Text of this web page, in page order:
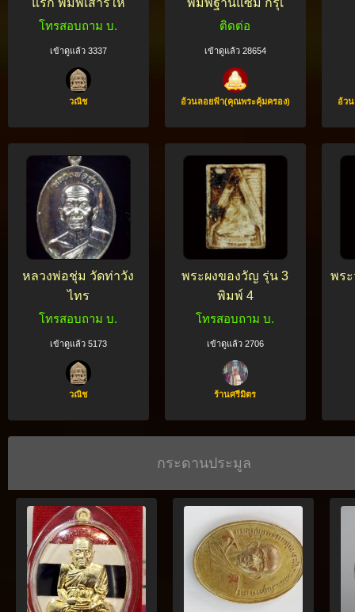
แรก พิมพ์เสาร์ให
โทรสอบถาม บ.
เข้าดูแล้ว 3337
วณิช
พิมพ์ฐานแซม กรุเ
ติดต่อ
เข้าดูแล้ว 28654
อ้วนลอยฟ้า(คุณพระคุ้มครอง) อ้ว
หลวงพ่อชุ่ม วัดท่าวัง
ไทร
โทรสอบถาม บ.
เข้าดูแล้ว 5173
วณิช
พระผงของวัญ รุ่น 3
พิมพ์ 4
โทรสอบถาม บ.
เข้าดูแล้ว 2706
ร้านศรีมิตร
พร
กระดานประมูล